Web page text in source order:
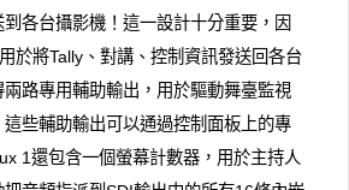
各台攝影機！這一設計十分重要，因
於將Tally、對講、控制資訊發送回各台
路專用輔助輸出，用於驅動舞臺監視
些輔助輸出可以通過控制面板上的專
1還包含一個螢幕計數器，用於主持人